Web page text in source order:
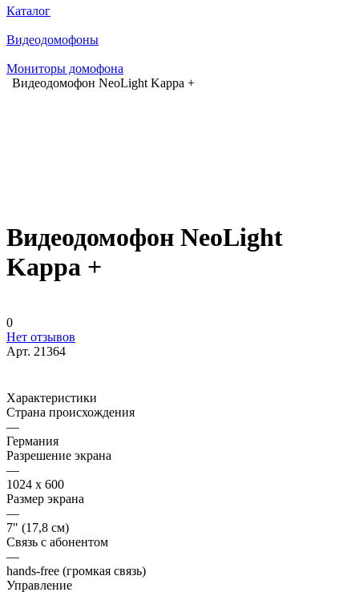
Каталог
Видеодомофоны
Мониторы домофона
Видеодомофон NeoLight Kappa +
Видеодомофон NeoLight
Kappa +
0
Нет отзывов
Арт. 21364
Характеристики
Страна происхождения
—
Германия
Разрешение экрана
—
1024 x 600
Размер экрана
—
7" (17,8 см)
Связь с абонентом
—
hands-free (громкая связь)
Управление